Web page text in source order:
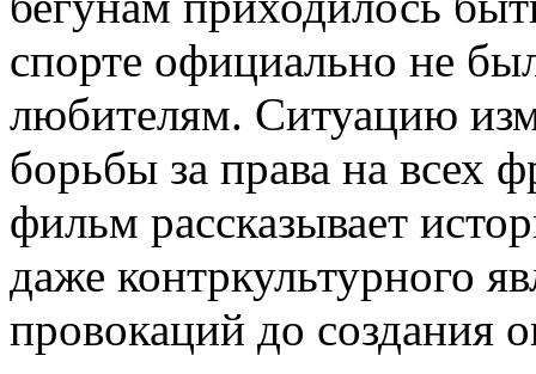
спорте официально не
любителям. Ситуацию
борьбы за права на всех
фильм рассказывает
даже контркультурного
провокаций до создания